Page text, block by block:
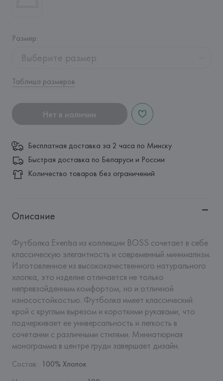
Размер:
Выберите размер
Таблица размеров
Нет в наличии
Бесплатная доставка за 2 часа по Минску
Быстрая доставка по Беларуси и России
Количество товаров без ограничений
Описание
Футболка Eventsa из коллекции BOSS сочетает в себе
классическую элегантность и современный минимализм.
Изготовленное из высококачественного натурального
хлопка, это изделие отличается не только
непревзойденным комфортом, но и отличной
износостойкостью. Футболка имеет классический
крой с круглым вырезом и короткими рукавами, что
подчеркивает ее универсальность и легкость в
сочетании с различными стилями. Миниатюрная
монограмма в центре груди завершает дизайн.
Состав: 100% Хлопок